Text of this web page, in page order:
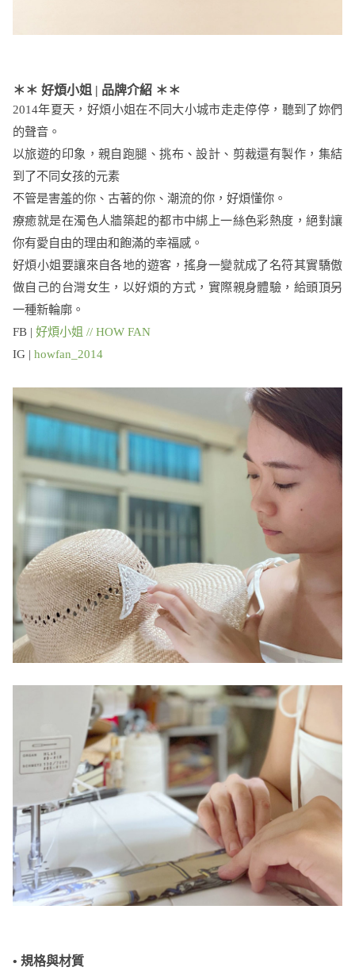
＊＊ 好煩小姐 | 品牌介紹 ＊＊
2014年夏天，好煩小姐在不同⼤小城市⾛走停停，聽到了妳們
的聲音。
以旅遊的印象，親自跑腿、挑布、設計、剪裁還有製作，集結
到了不同女孩的元素
不管是害羞的你、古著的你、潮流的你，好煩懂你。
療癒就是在濁⾊人牆築起的都市中綁上一絲色彩熱度，絕對讓
你有愛⾃由的理由和飽滿的幸福感。
好煩⼩姐要讓來自各地的遊客，搖⾝一變就成了名符其實驕傲
做⾃己的台灣⼥生，以好煩的⽅式，實際親⾝體驗，給頭頂另
一種新輪廓。
FB | 好煩小姐 // HOW FAN
IG | howfan_2014
• 規格與材質